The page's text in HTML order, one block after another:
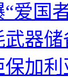
爱国
武器储
加